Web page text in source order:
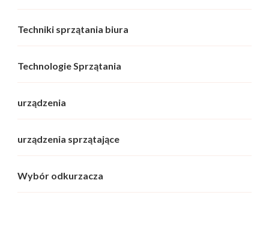
Techniki sprzątania biura
Technologie Sprzątania
urządzenia
urządzenia sprzątające
Wybór odkurzacza